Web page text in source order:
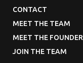
CONTACT
MEET THE TEAM
MEET THE FOUNDER
JOIN THE TEAM